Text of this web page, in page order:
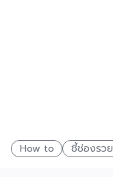
How to ชี้ช่องรวย